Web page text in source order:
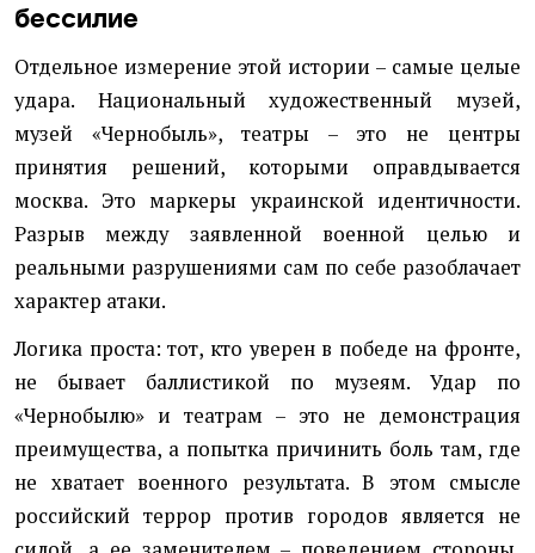
бессилие
Отдельное измерение этой истории – самые целые
удара. Национальный художественный музей,
музей «Чернобыль», театры – это не центры
принятия решений, которыми оправдывается
москва. Это маркеры украинской идентичности.
Разрыв между заявленной военной целью и
реальными разрушениями сам по себе разоблачает
характер атаки.
Логика проста: тот, кто уверен в победе на фронте,
не бывает баллистикой по музеям. Удар по
«Чернобылю» и театрам – это не демонстрация
преимущества, а попытка причинить боль там, где
не хватает военного результата. В этом смысле
российский террор против городов является не